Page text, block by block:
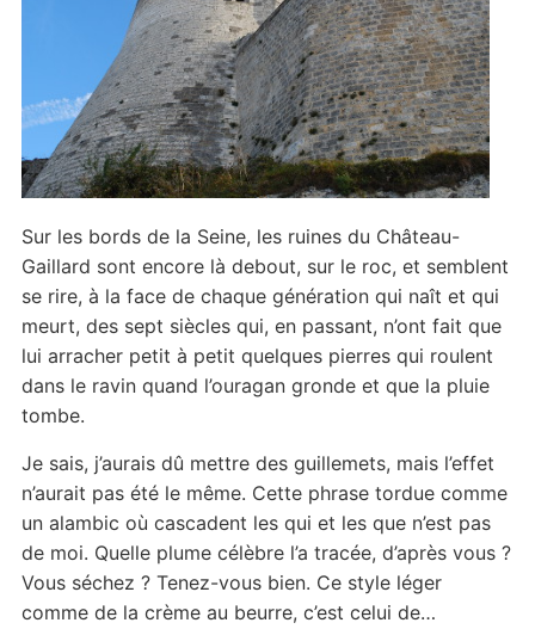
Sur les bords de la Seine, les ruines du Château-
Gaillard sont encore là debout, sur le roc, et semblent
se rire, à la face de chaque génération qui naît et qui
meurt, des sept siècles qui, en passant, n’ont fait que
lui arracher petit à petit quelques pierres qui roulent
dans le ravin quand l’ouragan gronde et que la pluie
tombe.
Je sais, j’aurais dû mettre des guillemets, mais l’effet
n’aurait pas été le même. Cette phrase tordue comme
un alambic où cascadent les qui et les que n’est pas
de moi. Quelle plume célèbre l’a tracée, d’après vous ?
Vous séchez ? Tenez-vous bien. Ce style léger
comme de la crème au beurre, c’est celui de…